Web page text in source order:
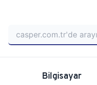
Bilgisayar